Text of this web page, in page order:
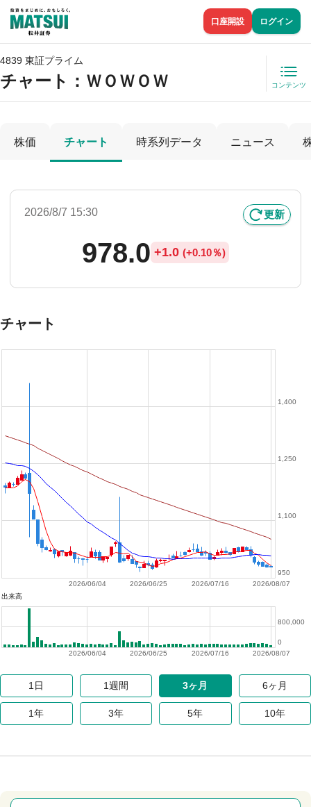
口座開設 ログイン
4839 東証プライム
チャート： ＷＯＷＯＷ コンテンツ
株価 チャート 時系列データ ニュース
2026/8/7 15:30 更新
978.0 +1.0 (+0.10％)
チャート
2026/08/07
2026/07/16
2026/06/25
2026/06/04
950
1,100
1,250
1,400
出来高
2026/08/07
2026/07/16
2026/06/25
2026/06/04
0
800,000
1日 1週間 3ヶ月 6ヶ月
1年 3年 5年 10年